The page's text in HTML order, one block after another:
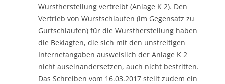
Wurstherstellung vertreibt (Anlage K 2). Den
Vertrieb von Wurstschlaufen (im Gegensatz zu
Gurtschlaufen) für die Wurstherstellung haben
die Beklagten, die sich mit den unstreitigen
Internetangaben ausweislich der Anlage K 2
nicht auseinandersetzen, auch nicht bestritten.
Das Schreiben vom 16.03.2017 stellt zudem ein